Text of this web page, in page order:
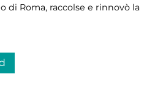
di Roma, raccolse e rinnovò la